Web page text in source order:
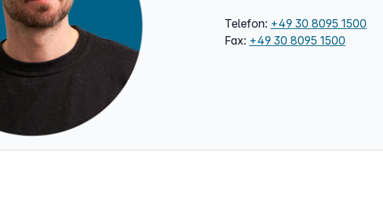
Telefon: +49 30 8095 1500
Fax: +49 30 8095 1500